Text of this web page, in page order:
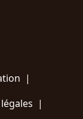
|
|